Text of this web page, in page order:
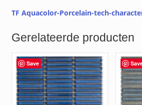
TF Aquacolor-Porcelain-tech-
Gerelateerde producten
Save